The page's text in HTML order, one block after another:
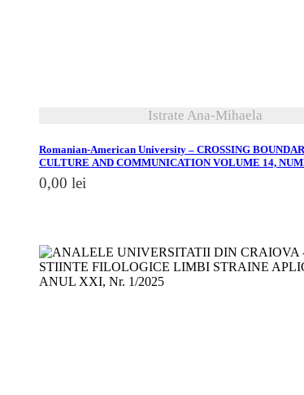
Istrate Ana-Mihaela
Romanian-American University – CROSSING
CULTURE AND COMMUNICATION VOLUME 14,
0,00 lei